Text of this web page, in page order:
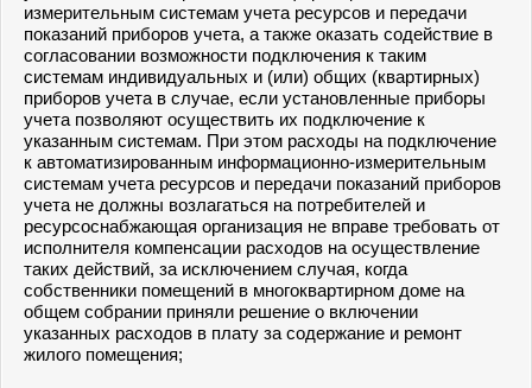
измерительным системам учета ресурсов и передачи
показаний приборов учета, а также оказать содействие в
согласовании возможности подключения к таким
системам индивидуальных и (или) общих (квартирных)
приборов учета в случае, если установленные приборы
учета позволяют осуществить их подключение к
указанным системам. При этом расходы на подключение
к автоматизированным информационно-измерительным
системам учета ресурсов и передачи показаний приборов
учета не должны возлагаться на потребителей и
ресурсоснабжающая организация не вправе требовать от
исполнителя компенсации расходов на осуществление
таких действий, за исключением случая, когда
собственники помещений в многоквартирном доме на
общем собрании приняли решение о включении
указанных расходов в плату за содержание и ремонт
жилого помещения;